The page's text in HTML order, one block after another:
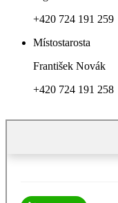
+420 724 191 259
Místostarosta
František Novák
+420 724 191 258